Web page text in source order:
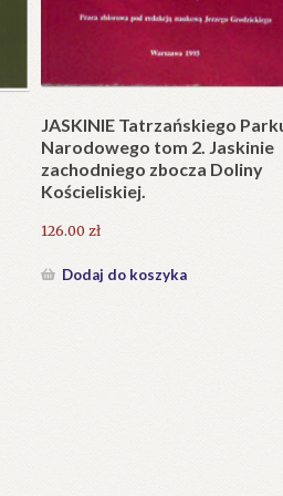
Plakat w wersji składanej.